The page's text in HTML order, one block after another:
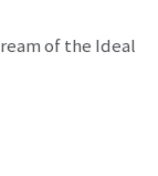
of the Ideal